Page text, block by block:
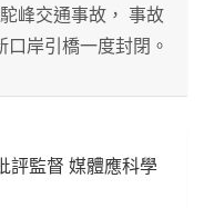
峰交通事故， 事故
岸引橋一度封閉。
評監督 媒體應科學